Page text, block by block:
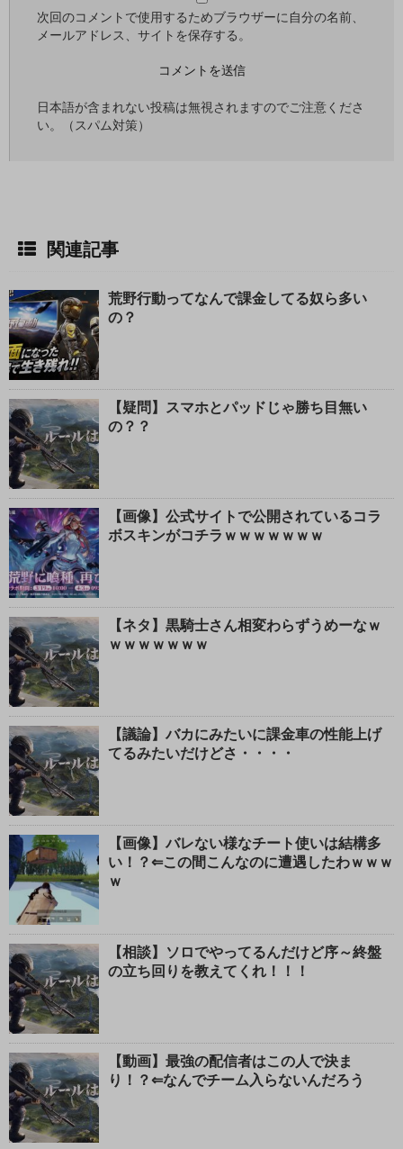
次回のコメントで使用するためブラウザーに自分の名前、
メールアドレス、サイトを保存する。
日本語が含まれない投稿は無視されますのでご注意くださ
い。（スパム対策）
関連記事
荒野行動ってなんで課金してる奴ら多い
の？
【疑問】スマホとパッドじゃ勝ち目無い
の？？
【画像】公式サイトで公開されているコラ
ボスキンがコチラｗｗｗｗｗｗｗ
【ネタ】黒騎士さん相変わらずうめーなｗ
ｗｗｗｗｗｗｗ
【議論】バカにみたいに課金車の性能上げ
てるみたいだけどさ・・・・
【画像】バレない様なチート使いは結構多
い！？⇐この間こんなのに遭遇したわｗｗｗ
ｗ
【相談】ソロでやってるんだけど序～終盤
の立ち回りを教えてくれ！！！
【動画】最強の配信者はこの人で決ま
り！？⇐なんでチーム入らないんだろう